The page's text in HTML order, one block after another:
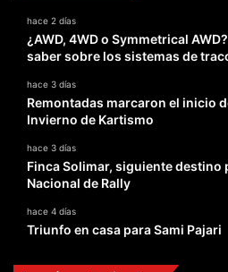
hace 2 días
¿AWD, 4WD o Symmetrical
saber sobre los sistemas de
hace 3 días
Remontadas marcaron el inicio
Invierno de Kartismo
hace 3 días
Finca Solimar, siguiente destino
Nacional de Rally
hace 4 días
Triunfo en casa para Sami Pajari